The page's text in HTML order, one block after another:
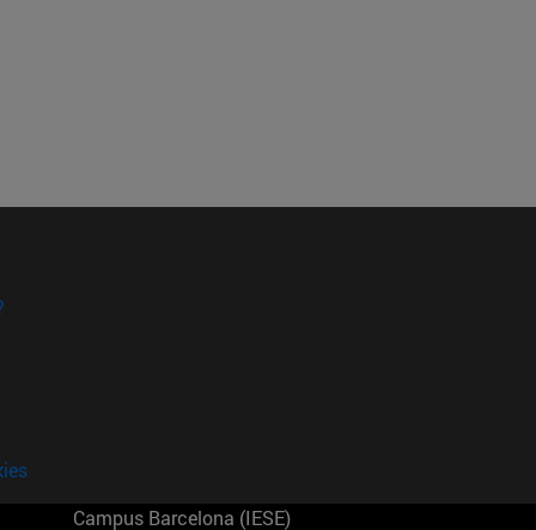
Campus Barcelona (IESE)